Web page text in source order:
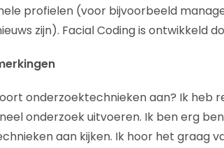
profielen (voor bijvoorbeeld
zijn). Facial Coding is ontwikkeld
onderzoektechnieken aan? Ik heb
onderzoek uitvoeren. Ik ben erg
aan kijken. Ik hoor het graag